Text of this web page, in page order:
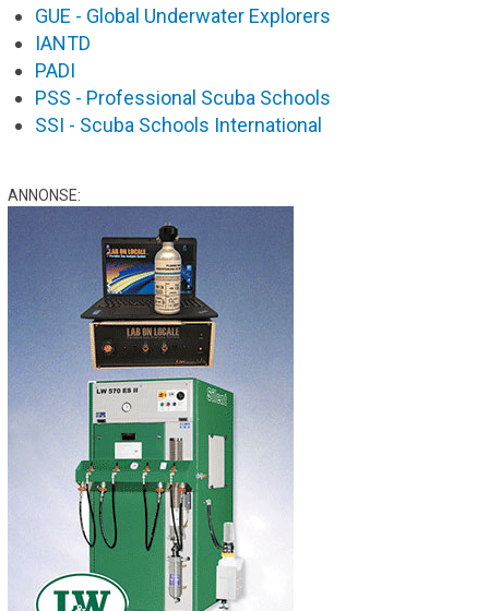
GUE - Global Underwater Explorers
IANTD
PADI
PSS - Professional Scuba Schools
SSI - Scuba Schools International
ANNONSE: